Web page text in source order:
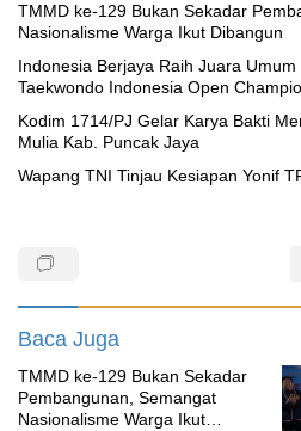
TMMD ke-129 Bukan Sekadar
Nasionalisme Warga Ikut Dibangun
Indonesia Berjaya Raih Juara
Taekwondo Indonesia Open
Kodim 1714/PJ Gelar Karya Bakti
Mulia Kab. Puncak Jaya
Wapang TNI Tinjau Kesiapan Yonif
Baca Juga
TMMD ke-129 Bukan Sekadar
Pembangunan, Semangat
Nasionalisme Warga Ikut